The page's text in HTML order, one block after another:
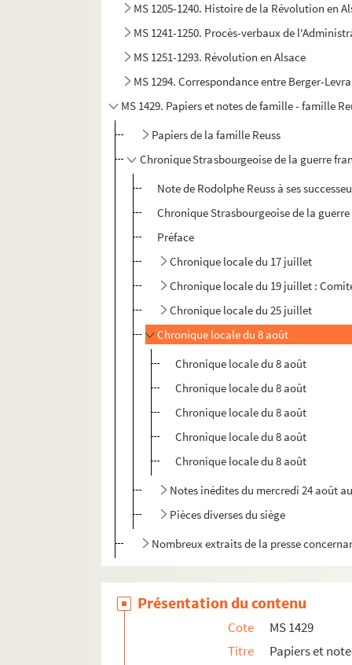
MS 1205-1240. Histoire de la Révolution en
MS 1241-1250. Procès-verbaux de
MS 1251-1293. Révolution en Alsace
MS 1294. Correspondance entre Berger-
MS 1429. Papiers et notes de famille - famille
Papiers de la famille Reuss
Chronique Strasbourgeoise de la guerre
Note de Rodolphe Reuss à ses
Chronique Strasbourgeoise de la
Préface
Chronique locale du 17 juillet
Chronique locale du 19 juillet :
Chronique locale du 25 juillet
Chronique locale du 8 août
Chronique locale du 8 août
Chronique locale du 8 août
Chronique locale du 8 août
Chronique locale du 8 août
Chronique locale du 8 août
Notes inédites du mercredi 24 août
Pièces diverses du siège
Nombreux extraits de la presse
Présentation du contenu
Cote
MS 1429
Titre
Papiers et